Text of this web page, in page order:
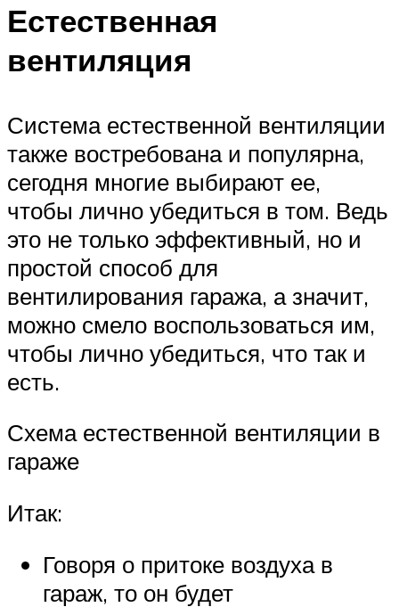
Естественная
вентиляция
Система естественной вентиляции
также востребована и популярна,
сегодня многие выбирают ее,
чтобы лично убедиться в том. Ведь
это не только эффективный, но и
простой способ для
вентилирования гаража, а значит,
можно смело воспользоваться им,
чтобы лично убедиться, что так и
есть.
Схема естественной вентиляции в
гараже
Итак:
Говоря о притоке воздуха в
гараж, то он будет